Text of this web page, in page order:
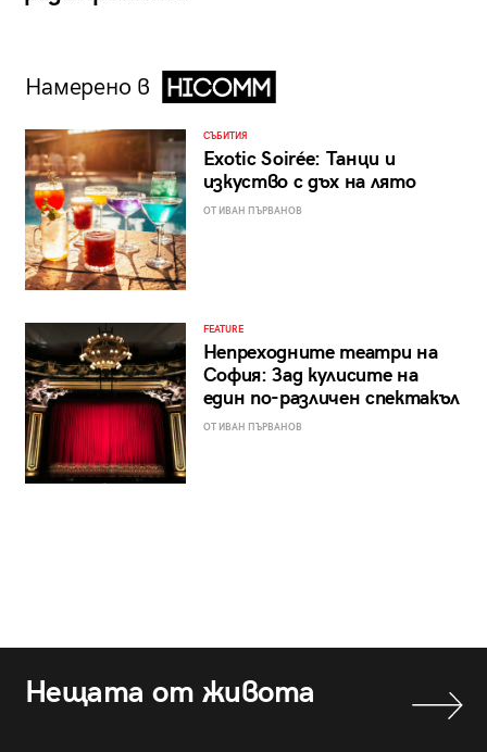
Намерено в
СЪБИТИЯ
Exotic Soirée: Танци и
изкуство с дъх на лято
ОТ ИВАН ПЪРВАНОВ
FEATURE
Непреходните театри на
София: Зад кулисите на
един по-различен спектакъл
ОТ ИВАН ПЪРВАНОВ
Нещата от живота